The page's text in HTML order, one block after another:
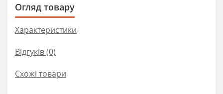
Огляд товару
Характеристики
Відгуків (0)
Схожі товари